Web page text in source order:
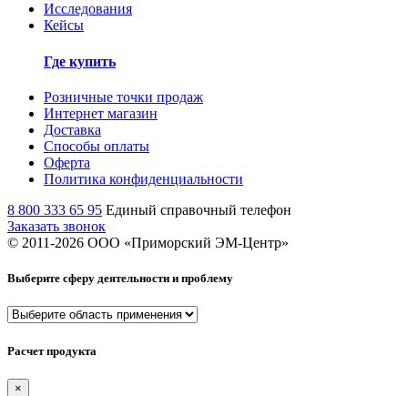
Исследования
Кейсы
Где купить
Розничные точки продаж
Интернет магазин
Доставка
Способы оплаты
Оферта
Политика конфиденциальности
8 800 333 65 95 Единый справочный телефон
Заказать звонок
© 2011-2026 ООО «Приморский ЭМ-Центр»
Выберите сферу деятельности и проблему
Расчет продукта
×